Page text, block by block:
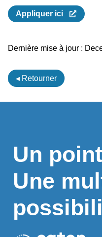
Appliquer ici
Dernière mise à jour :
◂ Retourner
Un
Une